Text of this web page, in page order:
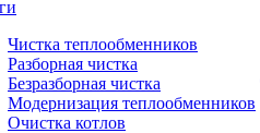
Чистка теплообменников
Разборная чистка
Безразборная чистка
Модернизация теплообменников
Очистка котлов